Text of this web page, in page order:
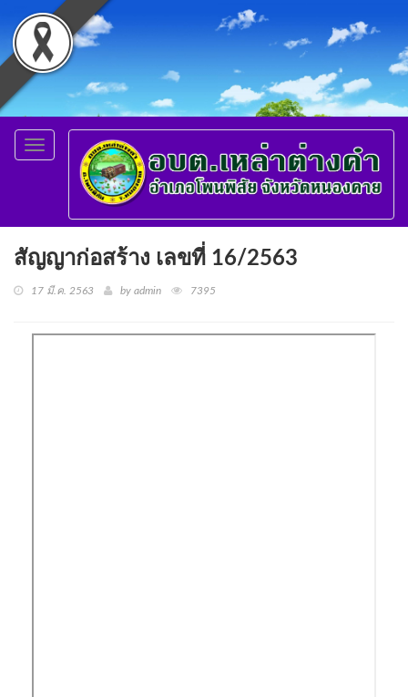
Toggle
navigation
สัญญาก่อสร้าง เลขที่ 16/2563
17 มี.ค. 2563 by admin 7395